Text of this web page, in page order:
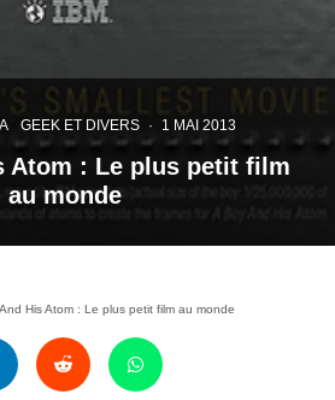
GEEK ET DIVERS · 1 MAI 2013
Atom : Le plus petit film
au monde
His Atom : Le plus petit film au monde